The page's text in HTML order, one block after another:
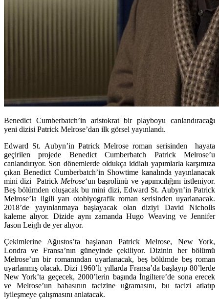
Benedict Cumberbatch’in aristokrat bir playboyu canlandıracağı
yeni dizisi Patrick Melrose’dan ilk görsel yayınlandı.
Edward St. Aubyn’in Patrick Melrose roman serisinden hayata
geçirilen projede Benedict Cumberbatch Patrick Melrose’u
canlandırıyor. Son dönemlerde oldukça iddialı yapımlarla karşımıza
çıkan Benedict Cumberbatch’in Showtime kanalında yayınlanacak
mini dizi Patrick Melrose‘un başrolünü ve yapımcılığını üstleniyor.
Beş bölümden oluşacak bu mini dizi, Edward St. Aubyn’in Patrick
Melrose’la ilgili yarı otobiyografik roman serisinden uyarlanacak.
2018’de yayınlanmaya başlayacak olan diziyi David Nicholls
kaleme alıyor. Dizide aynı zamandaHugo Weavingve Jennifer
Jason Leigh de yer alıyor.
Çekimlerine Ağustos’ta başlanan Patrick Melrose, New York,
Londra ve Fransa’nın güneyinde çekiliyor. Dizinin her bölümü
Melrose’un bir romanından uyarlanacak, beş bölümde beş roman
uyarlanmış olacak. Dizi 1960’lı yıllarda Fransa’da başlayıp 80’lerde
New York’ta geçecek, 2000’lerin başında İngiltere’de sona erecek
ve Melrose’un babasının tacizine uğramasını, bu tacizi atlatıp
iyileşmeye çalışmasını anlatacak.